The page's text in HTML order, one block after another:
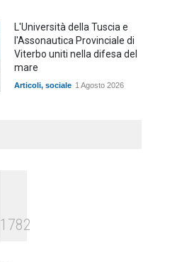
L'Università della Tuscia e
l'Assonautica Provinciale di
Viterbo uniti nella difesa del
mare
Articoli, sociale 1 Agosto 2026
arrivano i pagamenti PAC, la
1782